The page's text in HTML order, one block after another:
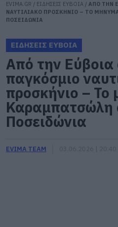
EVIMA.GR / ΕΙΔΗΣΕΙΣ ΕΥΒΟΙΑ / ΑΠΟ ΤΗΝ
ΝΑΥΤΙΛΙΑΚΟ ΠΡΟΣΚΗΝΙΟ – ΤΟ
ΠΟΣΕΙΔΩΝΙΑ
ΕΙΔΗΣΕΙΣ ΕΥΒΟΙΑ
Από την Εύβοια
παγκόσμιο
προσκήνιο – Το
Καραμπατσώλη
Ποσειδώνια
EVIMA TEAM